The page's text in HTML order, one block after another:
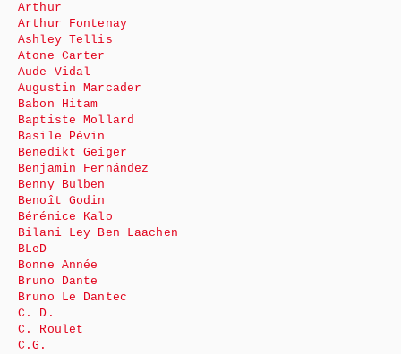
Arthur
Arthur Fontenay
Ashley Tellis
Atone Carter
Aude Vidal
Augustin Marcader
Babon Hitam
Baptiste Mollard
Basile Pévin
Benedikt Geiger
Benjamin Fernández
Benny Bulben
Benoît Godin
Bérénice Kalo
Bilani Ley Ben Laachen
BLeD
Bonne Année
Bruno Dante
Bruno Le Dantec
C. D.
C. Roulet
C.G.